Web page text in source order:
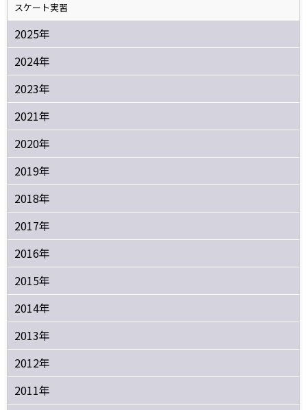
スケート実習
2025年
2024年
2023年
2021年
2020年
2019年
2018年
2017年
2016年
2015年
2014年
2013年
2012年
2011年